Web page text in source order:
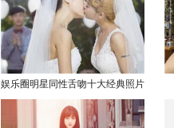
娱乐圈明星同性舌吻十大经典照片